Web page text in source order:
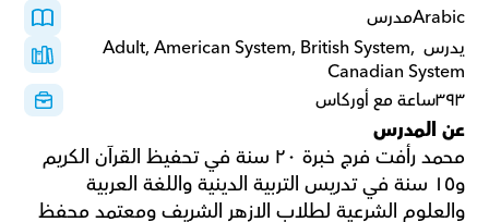
Arabicمدرس
يدرس Adult, American System, British System,
Canadian System
٣٩٣ساعة مع أوركاس
عن المدرس